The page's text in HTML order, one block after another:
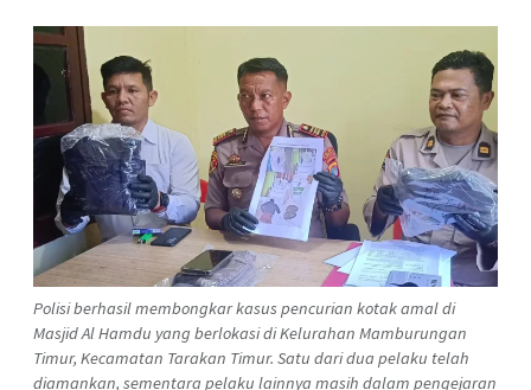
Polisi berhasil membongkar kasus pencurian kotak amal di
Masjid Al Hamdu yang berlokasi di Kelurahan Mamburungan
Timur, Kecamatan Tarakan Timur. Satu dari dua pelaku telah
diamankan, sementara pelaku lainnya masih dalam pengejaran